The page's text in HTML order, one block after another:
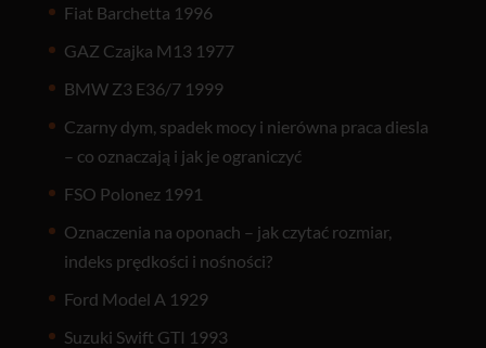
Fiat Barchetta 1996
GAZ Czajka M13 1977
BMW Z3 E36/7 1999
Czarny dym, spadek mocy i nierówna praca diesla
– co oznaczają i jak je ograniczyć
FSO Polonez 1991
Oznaczenia na oponach – jak czytać rozmiar,
indeks prędkości i nośności?
Ford Model A 1929
Suzuki Swift GTI 1993